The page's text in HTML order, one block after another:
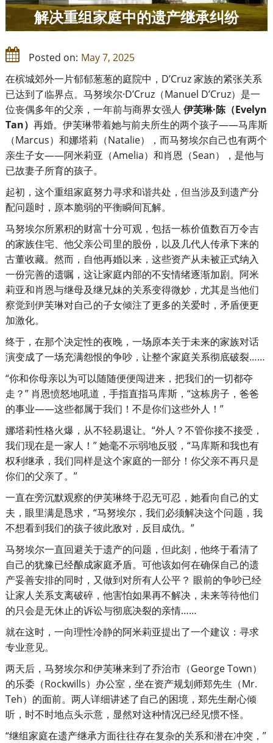
解决重组家庭中的遗产继承纠纷
Posted on: May 7, 2025
在槟城郊外一片郁郁葱葱的庭院中，D’Cruz 家族的紧张关系
已达到了临界点。马努埃尔·D’Cruz（Manuel D’Cruz）是一
位丧偶多年的父亲，一年前与商界女强人 伊芙琳·陈（Evelyn
Tan） 再婚。伊芙琳带着她与前夫所生的两个孩子——马库斯
（Marcus）和娜塔莉（Natalie），而马努埃尔自己也有两个
亲生子女——阿米莉亚（Amelia）和肖恩（Sean），是他与
已故妻子所育的孩子。
起初，这个重组家庭努力寻求和谐共处，但当涉及到遗产分
配问题时，原本脆弱的平衡瞬间瓦解。
马努埃尔所累积的财富十分可观，包括一栋价值数百万令吉
的家族住宅、他父亲公司里的股份，以及几代人传承下来的
古董收藏。然而，自他再婚以来，这些资产从未被正式纳入
一份完善的遗嘱，这让家庭内部的不安情绪逐渐加剧。阿米
莉亚和肖恩与继母及继兄妹的关系变得微妙，尤其是当他们
察觉到伊芙琳对自己的子女倾注了更多的关爱时，矛盾便更
加激化。
终于，在那个决定性的夜晚，一场原本关于未来的家族对话
演变成了一场充满怨恨的争吵，让整个家庭关系彻底破裂……
“你和你母亲以为可以随随便便闯进来，把我们的一切都夺
走？” 肖恩愤怒地吼道，手指直指马库斯，“这栋房子，爸爸
的事业——这些都属于我们！不是你们这些外人！”
娜塔莉性格火爆，从不轻易退让。“外人？不管你接不接受，
我们现在是一家人！” 她毫不示弱地反驳，“马库斯和我也有
权利继承，我们同样是这个家庭的一部分！你父亲不再只是
你们的父亲了。”
一直在旁沉默观察的伊芙琳终于忍无可忍，她看向自己的丈
夫，眼里满是恳求，“马努埃尔，我们必须解决这个问题，我
不想看到我们的孩子彼此敌对，反目成仇。”
马努埃尔一直回避关于遗产的问题，但此刻，他终于看清了
自己的犹豫已经酿成家庭矛盾。可他该如何在确保自己的遗
产妥善安排的同时，又做到对所有人公平？ 眼前的争吵已经
让家人关系支离破碎，他害怕如果再不解决，未来等待他们
的只会是无休止的诉讼与彻底决裂的亲情……
就在这时，一向理性冷静的阿米莉亚提出了一个建议：寻求
专业意见。
两天后，马努埃尔和伊芙琳来到了乔治市（George Town）
的乐委（Rockwills）办公室，坐在资产规划师郑先生（Mr.
Teh）的面前。两人详细讲述了自己的困境，郑先生耐心倾
听，时不时地点头示意，显然对这种情况已经见惯不怪。
“继组家庭在遗产继承方面往往存在复杂的关系和潜在冲突，”